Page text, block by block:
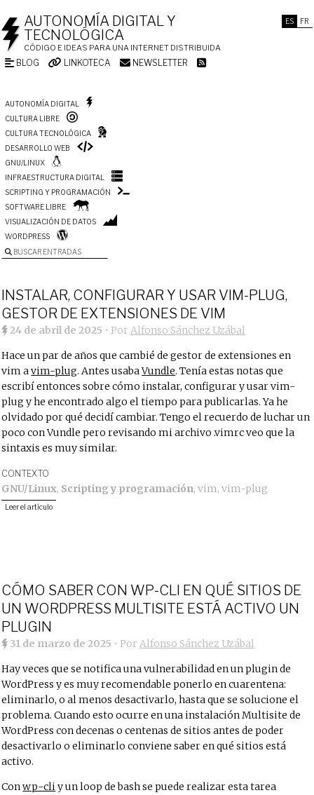
ES FR
AUTONOMÍA DIGITAL Y
TECNOLÓGICA
CÓDIGO E IDEAS PARA UNA INTERNET DISTRIBUIDA
BLOG LINKOTECA NEWSLETTER
AUTONOMÍA DIGITAL
CULTURA LIBRE
CULTURA TECNOLÓGICA
DESARROLLO WEB
GNU/LINUX
INFRAESTRUCTURA DIGITAL
SCRIPTING Y PROGRAMACIÓN
SOFTWARE LIBRE
VISUALIZACIÓN DE DATOS
WORDPRESS
BUSCAR ENTRADAS
INSTALAR, CONFIGURAR Y USAR VIM-PLUG,
GESTOR DE EXTENSIONES DE VIM
24 de abril de 2025 • PorAlfonso Sánchez Uzábal
Hace un par de años que cambié de gestor de extensiones en
vim avim-plug. Antes usabaVundle. Tenía estas notas que
escribí entonces sobre cómo instalar, configurar y usar vim-
plug y he encontrado algo el tiempo para publicarlas. Ya he
olvidado por qué decidí cambiar. Tengo el recuerdo de luchar un
poco con Vundle pero revisando mi archivo .vimrc veo que la
sintaxis es muy similar.
CONTEXTO
GNU/Linux, Scripting y programación,vim,vim-plug
Leer el artículo
CÓMO SABER CON WP-CLI EN QUÉ SITIOS DE
UN WORDPRESS MULTISITE ESTÁ ACTIVO UN
PLUGIN
31 de marzo de 2025 • PorAlfonso Sánchez Uzábal
Hay veces que se notifica una vulnerabilidad en un plugin de
WordPress y es muy recomendable ponerlo en cuarentena:
eliminarlo, o al menos desactivarlo, hasta que se solucione el
problema. Cuando esto ocurre en una instalación Multisite de
WordPress con decenas o centenas de sitios antes de poder
desactivarlo o eliminarlo conviene saber en qué sitios está
activo.
Conwp-cliy un loop de bash se puede realizar esta tarea